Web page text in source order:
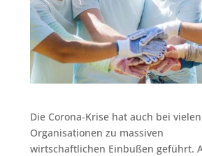
Die Corona-Krise hat auch bei
Organisationen zu massiven
wirtschaftlichen Einbußen geführt.